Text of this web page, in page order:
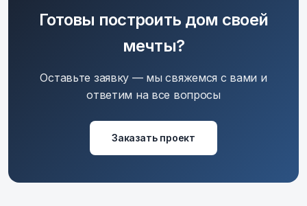
Готовы построить дом своей
мечты?
Оставьте заявку — мы свяжемся с вами и
ответим на все вопросы
Заказать проект